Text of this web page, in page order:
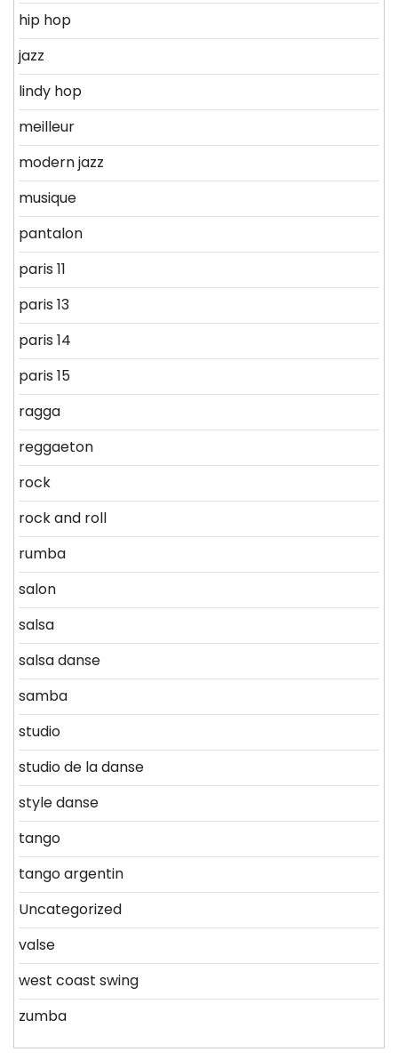
hip hop
jazz
lindy hop
meilleur
modern jazz
musique
pantalon
paris 11
paris 13
paris 14
paris 15
ragga
reggaeton
rock
rock and roll
rumba
salon
salsa
salsa danse
samba
studio
studio de la danse
style danse
tango
tango argentin
Uncategorized
valse
west coast swing
zumba